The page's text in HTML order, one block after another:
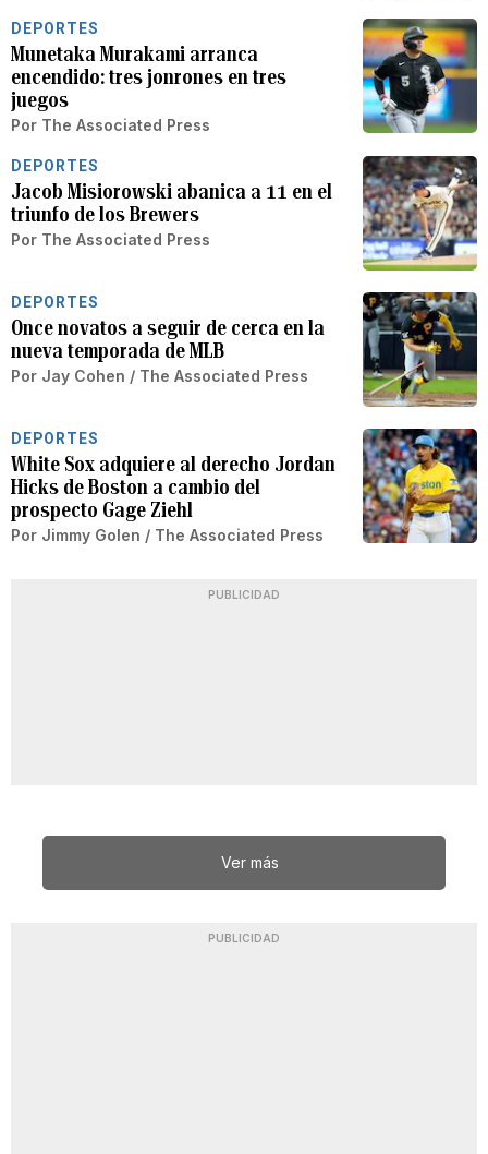
DEPORTES
Munetaka Murakami arranca
encendido: tres jonrones en tres
juegos
Por The Associated Press
DEPORTES
Jacob Misiorowski abanica a 11 en el
triunfo de los Brewers
Por The Associated Press
DEPORTES
Once novatos a seguir de cerca en la
nueva temporada de MLB
Por Jay Cohen / The Associated Press
DEPORTES
White Sox adquiere al derecho Jordan
Hicks de Boston a cambio del
prospecto Gage Ziehl
Por Jimmy Golen / The Associated Press
PUBLICIDAD
Ver más
PUBLICIDAD